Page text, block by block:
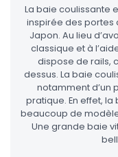
La baie coulissante
inspirée des portes
Japon. Au lieu
classique et à
dispose de rails,
dessus. La baie
notamment d’un
pratique. En effet, la
beaucoup de
Une grande baie